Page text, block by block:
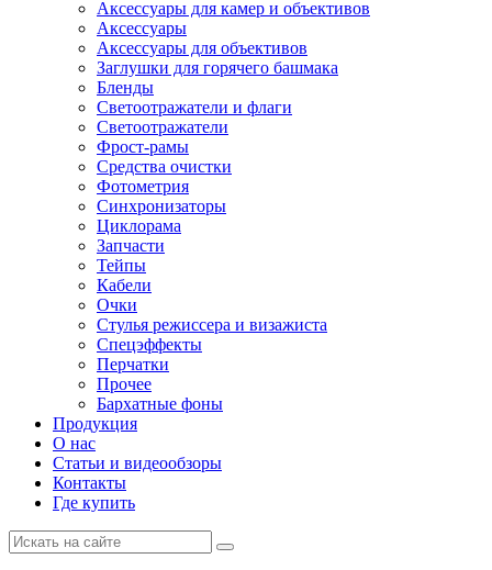
Аксессуары для камер и объективов
Аксессуары
Аксессуары для объективов
Заглушки для горячего башмака
Бленды
Светоотражатели и флаги
Светоотражатели
Фрост-рамы
Средства очистки
Фотометрия
Синхронизаторы
Циклорама
Запчасти
Тейпы
Кабели
Очки
Стулья режиссера и визажиста
Спецэффекты
Перчатки
Прочее
Бархатные фоны
Продукция
О нас
Статьи и видеообзоры
Контакты
Где купить